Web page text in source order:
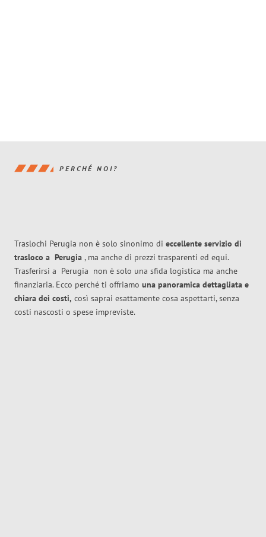
PERCHÉ NOI?
Traslochi Perugia non è solo sinonimo di eccellente servizio di
trasloco a Perugia , ma anche di prezzi trasparenti ed equi.
Trasferirsi a Perugia non è solo una sfida logistica ma anche
finanziaria. Ecco perché ti offriamo una panoramica dettagliata e
chiara dei costi, così saprai esattamente cosa aspettarti, senza
costi nascosti o spese impreviste.